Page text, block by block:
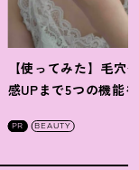
【使ってみた】毛穴
感UPまで5つの機能
PR BEAUTY